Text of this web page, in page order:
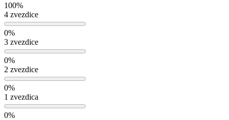
100%
4 zvezdice
0%
3 zvezdice
0%
2 zvezdice
0%
1 zvezdica
0%